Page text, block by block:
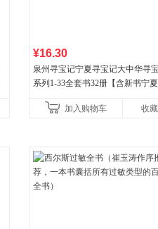
¥16.30
泉州寻宝记宁夏寻宝记大中华寻
系列1-33全套书32册【含新书宁
广东福建河北黑
加入购物车 收藏